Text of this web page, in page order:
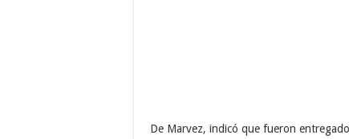
De Marvez, indicó que fueron